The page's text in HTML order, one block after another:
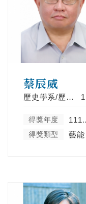
蔡辰威
歷史學系/歷史學系碩士班
得獎年度
得獎類型